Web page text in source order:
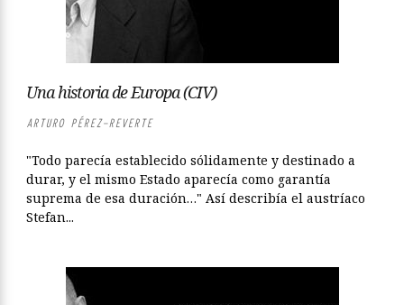
Una historia de Europa (CIV)
ARTURO PÉREZ-REVERTE
"Todo parecía establecido sólidamente y destinado a
durar, y el mismo Estado aparecía como garantía
suprema de esa duración…" Así describía el austríaco
Stefan...